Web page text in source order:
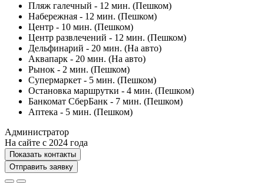
Пляж галечный - 12 мин. (Пешком)
Набережная - 12 мин. (Пешком)
Центр - 10 мин. (Пешком)
Центр развлечений - 12 мин. (Пешком)
Дельфинарий - 20 мин. (На авто)
Аквапарк - 20 мин. (На авто)
Рынок - 2 мин. (Пешком)
Супермаркет - 5 мин. (Пешком)
Остановка маршрутки - 4 мин. (Пешком)
Банкомат СберБанк - 7 мин. (Пешком)
Аптека - 5 мин. (Пешком)
Администратор
На сайте с 2024 года
Показать контакты
Отправить заявку